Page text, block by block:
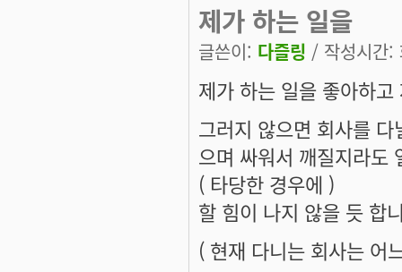
제가 하는 일을
글쓴이: 다즐링 / 작성시간
제가 하는 일을 좋아하
그러지 않으면 회사를
으며 싸워서 깨질지라도
( 타당한 경우에 )
할 힘이 나지 않을 듯 합
( 현재 다니는 회사는 어